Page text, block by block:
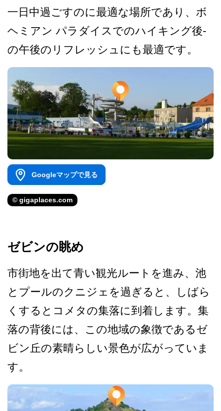
一­日中過ごすのに最適な場所であり、ボ
ヘミアン パラダイスでのハイキング後­
の午後のリフレッシュにも最適です。
Googleマップで見る
© gigaplaces.com
ゼビンの眺め
市街地を出て青い観光ルート­を進み、池
とプールのクニジェを過ぎると、しばら
く­するとコメタの集落に到着します。集
落の背後には、­この地域の象徴であるゼ
ビン丘の素晴らしい景色が広­がっていま
す。